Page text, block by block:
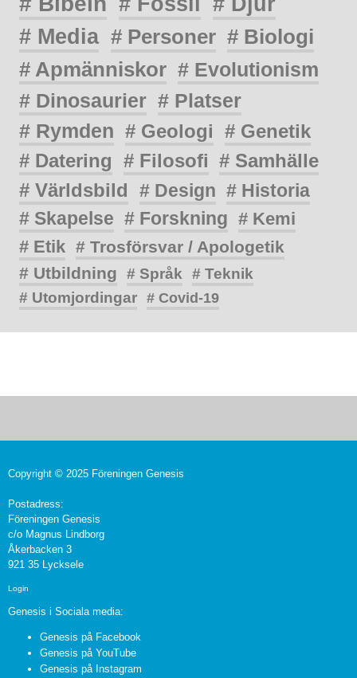
# Media # Personer # Biologi
# Apmänniskor # Evolutionism
# Dinosaurier # Platser
# Rymden # Geologi # Genetik
# Datering # Filosofi # Samhälle
# Världsbild
# Design # Historia
# Skapelse # Forskning # Kemi
# Etik # Trosförsvar / Apologetik
# Utbildning
# Språk # Teknik
# Utomjordingar # Covid-19
Copyright © 2025 Föreningen Genesis
Postadress:
Föreningen Genesis
c/o Magnus Lindborg
Åkerbacken 3
921 35 Lycksele
Login
Genesis i Sociala media:
Genesis på Facebook
Genesis på YouTube
Genesis på Instagram